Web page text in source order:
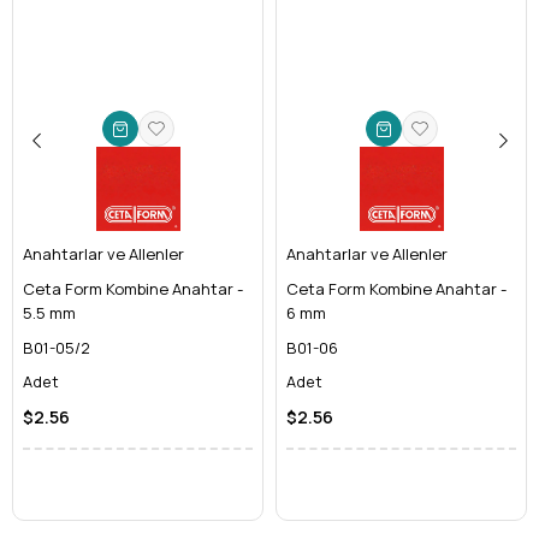
Motosiklet ve Bisiklet Bakımı:
Dar alanlarda bile etkili
kavrama sağlayarak hassas ayarlamalar yapmanıza
olanak tanır.
Üstün Güç, Dayanıklılık ve Hassasiyet
Her bir Ceta Form anahtar, mühendislik harikasıdır:
Krom Vanadyum Çeliği (Cr-V):Yüksek kaliteli krom
vanadyum çeliğinden üretilen bu anahtarlar, aşırı tork
altında dahi bükülmeye, kırılmaya veya deforme olmaya
garantisi sunar.
Her iki ucu da yıldız (12 nokta)
tasarıma sahip olan anahtarlar, somun ve cıvataları dört
Optimal Tork Aktarımı: Hassas üretim teknolojisi
Anahtarlar ve Allenler
Ceta Form Kombine Anahtar -
5.5 mm
B01-05/2
Adet
$2.56
Anahtarlar ve Allenler
Ceta Form Kombine Anahtar -
6 mm
B01-06
Adet
$2.56